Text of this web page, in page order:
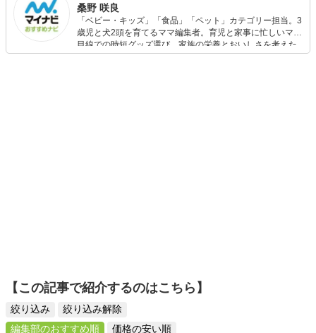
医師です。他にもエキゾチックアニマルのセミナーも企画
し、沢山の医療や飼育の書籍を執筆しています。 もっとエ
キゾチックアニマルの情報を知りたい方は、【Dr.ツルのエ
キゾチックアニマル情報室】をご覧になってください。専
門獣医師によるサイトですので、他にはない病気の記事も
桑野 咲良
「ベビー・キッズ」「食品」「ペット」カテゴリー担当。3
歳児と犬2頭を育てるママ編集者。育児と家事に忙しいママ
目線での時短グッズ選び、家族の栄養とおいしさを考えた
食品選び、束の間のリラックスタイムを楽しむためのスイ
【この記事で紹介するのはこちら】
絞り込み
絞り込み解除
編集部のおすすめ順
価格の安い順